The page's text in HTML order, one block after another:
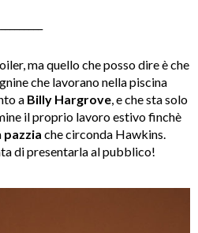
ma quello che posso dire è che
che lavorano nella piscina
a Billy Hargrove , e che sta solo
il proprio lavoro estivo finchè
pazzia che circonda Hawkins.
di presentarla al pubblico!